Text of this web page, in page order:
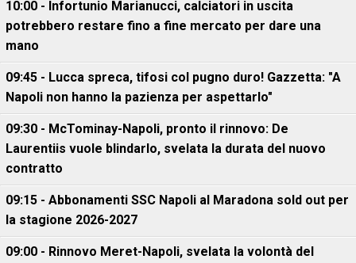
10:00 - Infortunio Marianucci, calciatori in uscita
potrebbero restare fino a fine mercato per dare una
mano
09:45 - Lucca spreca, tifosi col pugno duro! Gazzetta: "A
Napoli non hanno la pazienza per aspettarlo"
09:30 - McTominay-Napoli, pronto il rinnovo: De
Laurentiis vuole blindarlo, svelata la durata del nuovo
contratto
09:15 - Abbonamenti SSC Napoli al Maradona sold out per
la stagione 2026-2027
09:00 - Rinnovo Meret-Napoli, svelata la volontà del